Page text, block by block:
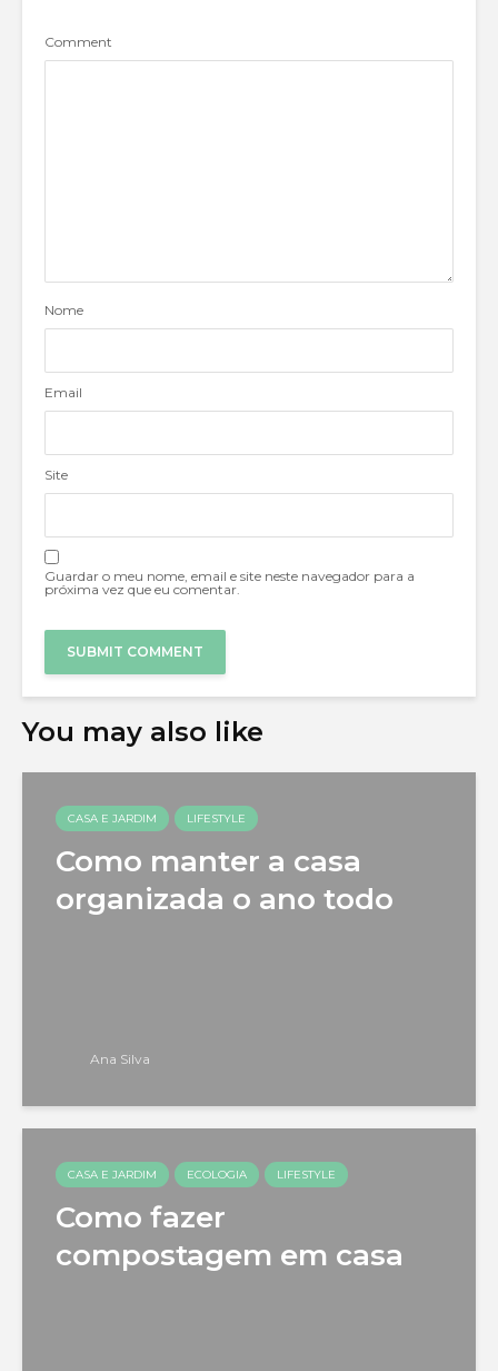
Comment
Nome
Email
Site
Guardar o meu nome, email e site neste navegador para a
próxima vez que eu comentar.
You may also like
CASA E JARDIM LIFESTYLE
Como manter a casa
organizada o ano todo
Ana Silva
CASA E JARDIM ECOLOGIA LIFESTYLE
Como fazer
compostagem em casa